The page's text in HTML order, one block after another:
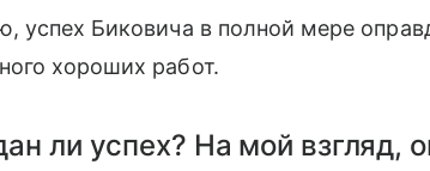
успех Биковича в полной мере
хороших работ.
ли успех? На мой взгляд,